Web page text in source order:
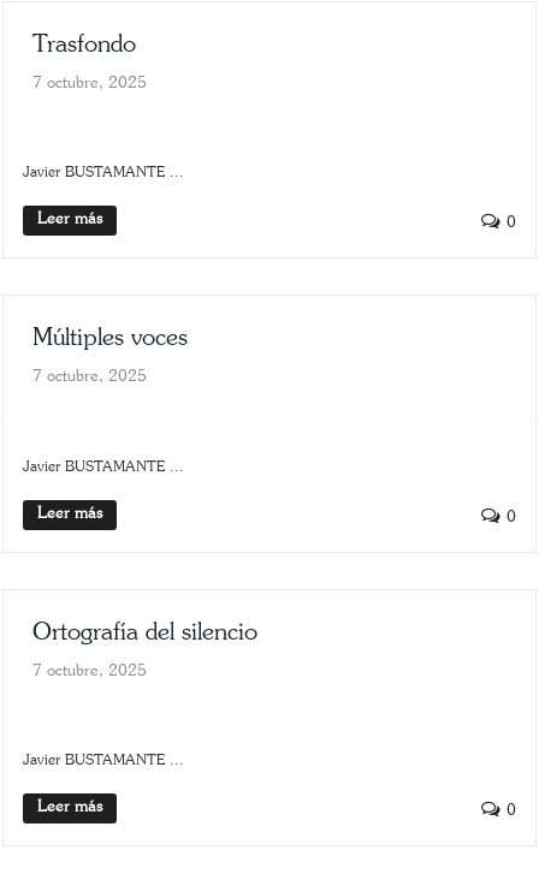
Trasfondo
7 octubre, 2025
Javier BUSTAMANTE ...
Leer más 0
Múltiples voces
7 octubre, 2025
Javier BUSTAMANTE ...
Leer más 0
Ortografía del silencio
7 octubre, 2025
Javier BUSTAMANTE ...
Leer más 0